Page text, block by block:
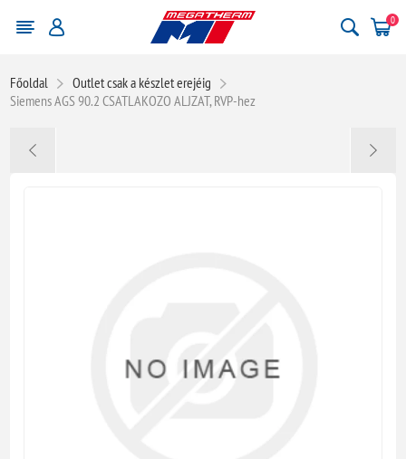
0
Főoldal
Outlet csak a készlet erejéig
Siemens AGS 90.2 CSATLAKOZO ALJZAT, RVP-hez